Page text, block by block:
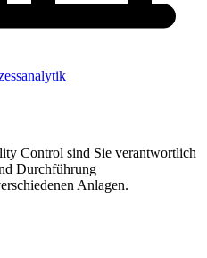
Control sind Sie verantwortlich
Durchführung
Anlagen.